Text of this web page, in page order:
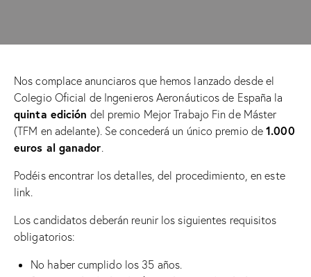
Nos complace anunciaros que hemos lanzado desde el
Colegio Oficial de Ingenieros Aeronáuticos de España la
quinta edición del premio Mejor Trabajo Fin de Máster
(TFM en adelante). Se concederá un único premio de1.000
euros al ganador.
Podéis encontrar los detalles, del procedimiento,en este
link.
Los candidatos deberán reunir los siguientes requisitos
obligatorios:
No haber cumplido los 35 años.